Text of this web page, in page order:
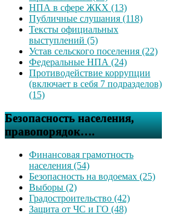
НПА в сфере ЖКХ (13)
Публичные слушания (118)
Тексты официальных
выступлений (5)
Устав сельского поселения (22)
Федеральные НПА (24)
Противодействие коррупции
(включает в себя 7 подразделов)
(15)
Безопасность населения,
правопорядок….
Финансовая грамотность
населения (54)
Безопасность на водоемах (25)
Выборы (2)
Градостроительство (42)
Защита от ЧС и ГО (48)